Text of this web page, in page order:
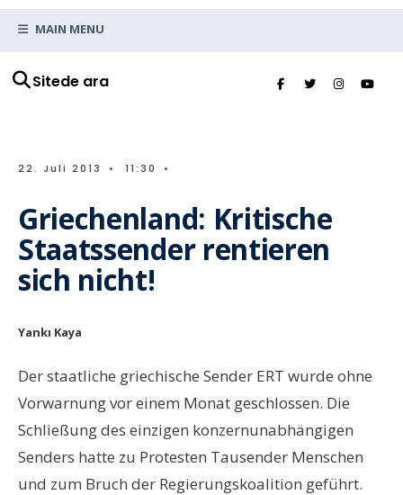
Sitede ara
MAIN MENU
22. Juli 2013 • 11:30 •
Griechenland: Kritische
Staatssender rentieren
sich nicht!
Yankı Kaya
Der staatliche griechische Sender ERT wurde ohne
Vorwarnung vor einem Monat geschlossen. Die
Schließung des einzigen konzernunabhängigen
Senders hatte zu Protesten Tausender Menschen
und zum Bruch der Regierungskoalition geführt.